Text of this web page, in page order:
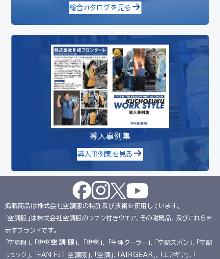
総合カタログを見る
導入事例集
導入事例集を見る
掲載商品は株式会社空調服の特許及び技術を使用しています。
「空調服」は株式会社空調服のファン付きウェア、その附属品、及びこれらを
示すブランドです。
「空調服」、「
」、 「
」、 「生理クーラー」、「空調ズボン」、「空調
リュック」、「FAN FIT 空調服」、「空調」、「AIRGEAR」、「エアギア」、「